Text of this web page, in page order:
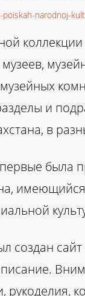
narodnoj-
музеев,
музейных
и
в
была
создан сайт
рукоделия,